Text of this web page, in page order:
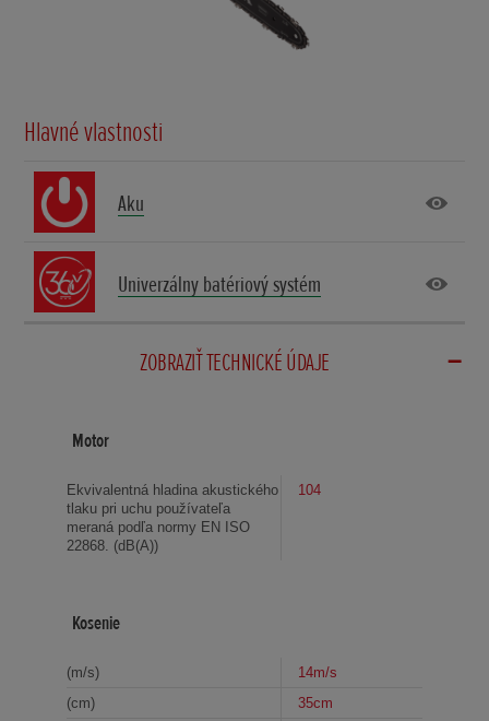
Hlavné vlastnosti
Aku
Univerzálny batériový systém
ZOBRAZIŤ TECHNICKÉ ÚDAJE
Motor
Ekvivalentná hladina akustického
tlaku pri uchu používateľa
meraná podľa normy EN ISO
22868. (dB(A))
104
Kosenie
(m/s)
14m/s
(cm)
35cm